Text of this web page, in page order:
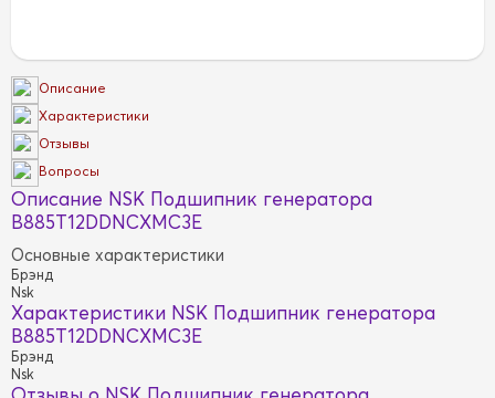
Описание
Характеристики
Отзывы
Вопросы
Описание NSK Подшипник генератора
B885T12DDNCXMC3E
Основные характеристики
Брэнд
Nsk
Характеристики NSK Подшипник генератора
B885T12DDNCXMC3E
Брэнд
Nsk